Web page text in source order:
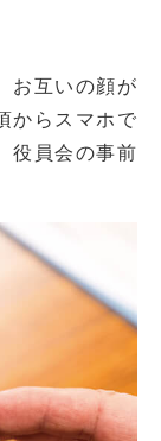
お互いの顔が
からスマホで
役員会の事前